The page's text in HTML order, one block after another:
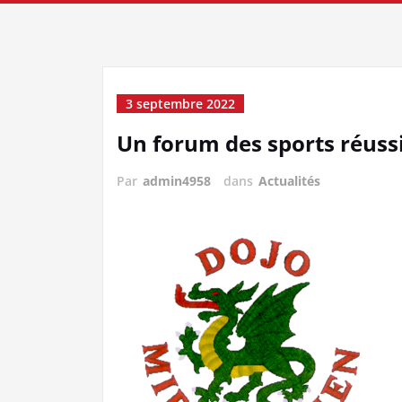
3 septembre 2022
Un forum des sports
Par admin4958 dans Actualités